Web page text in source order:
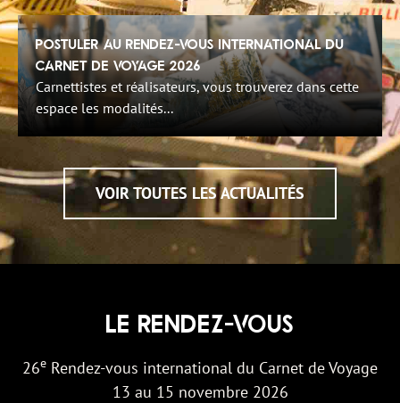
Postuler au Rendez-Vous International du
Carnet de Voyage 2026
Carnettistes et réalisateurs, vous trouverez dans cette
espace les modalités...
VOIR TOUTES LES ACTUALITÉS
LE RENDEZ-VOUS
26e Rendez-vous international du Carnet de Voyage
13 au 15 novembre 2026